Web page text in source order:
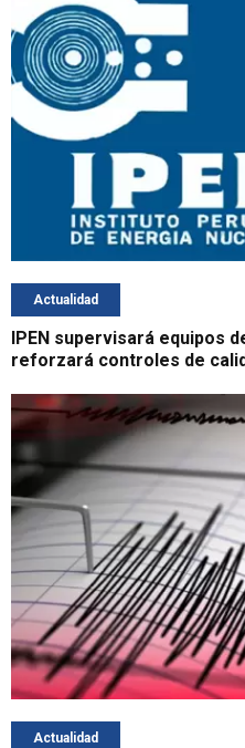
Actualidad
IPEN supervisará equipos
reforzará controles de
Actualidad